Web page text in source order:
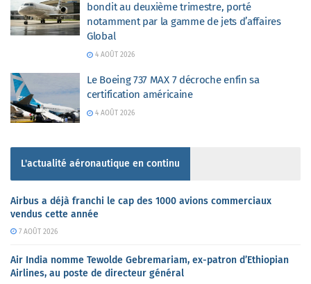
bondit au deuxième trimestre, porté
notamment par la gamme de jets d’affaires
Global
4 AOÛT 2026
Le Boeing 737 MAX 7 décroche enfin sa
certification américaine
4 AOÛT 2026
L'actualité aéronautique en continu
Airbus a déjà franchi le cap des 1000 avions commerciaux
vendus cette année
7 AOÛT 2026
Air India nomme Tewolde Gebremariam, ex-patron d’Ethiopian
Airlines, au poste de directeur général